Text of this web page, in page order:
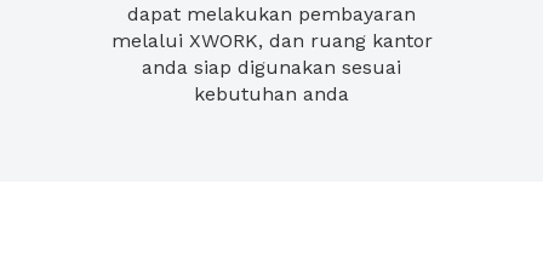
dapat melakukan pembayaran
melalui XWORK, dan ruang kantor
anda siap digunakan sesuai
kebutuhan anda